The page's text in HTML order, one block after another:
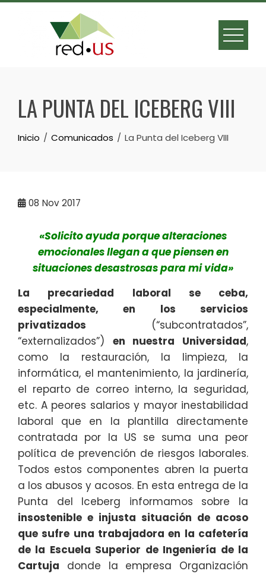
Skip
LA PUNTA DEL ICEBERG VIII
Inicio Comunicados La Punta del Iceberg VIII
08 Nov 2017
«Solicito ayuda porque alteraciones
emocionales llegan a que piensen en
situaciones desastrosas para mi vida»
La precariedad laboral se ceba,
especialmente, en los servicios
privatizados (“subcontratados”,
“externalizados”) en nuestra Universidad,
como la restauración, la limpieza, la
informática, el mantenimiento, la jardinería,
el reparto de correo interno, la seguridad,
etc. A peores salarios y mayor inestabilidad
laboral que en la plantilla directamente
contratada por la US se suma una peor
política de prevención de riesgos laborales.
Todos estos componentes abren la puerta
a los abusos y acosos. En esta entrega de la
Punta del Iceberg informamos sobre la
insostenible e injusta situación de acoso
que sufre una trabajadora en la cafetería
de la Escuela Superior de Ingeniería de la
Cartuja donde la empresa Organización